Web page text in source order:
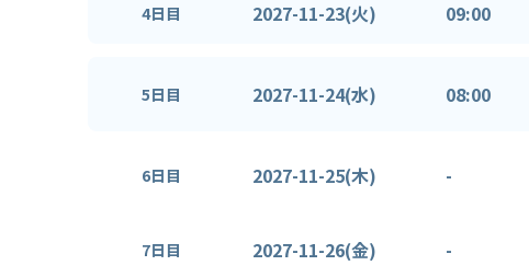
4日目 2027-11-23(火) 09:00
5日目 2027-11-24(水) 08:00
6日目 2027-11-25(木) -
7日目 2027-11-26(金) -